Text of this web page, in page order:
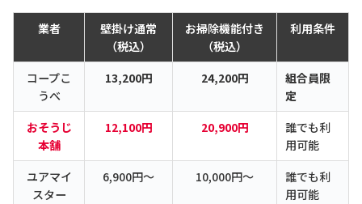
業者
壁掛け通常
（税込）
お掃除機能付き
（税込）
利用条件
コープこ
うべ
13,200円 24,200円
組合員限
定
おそうじ
本舗
12,100円 20,900円
誰でも利
用可能
ユアマイ
スター
6,900円〜 10,000円〜
誰でも利
用可能